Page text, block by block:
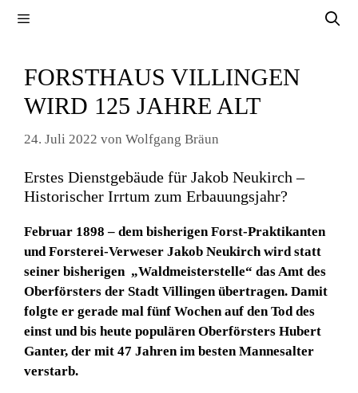
FORSTHAUS VILLINGEN
WIRD 125 JAHRE ALT
24. Juli 2022 von Wolfgang Bräun
Erstes Dienstgebäude für Jakob Neukirch –
Historischer Irrtum zum Erbauungsjahr?
Februar 1898 – dem bisherigen Forst-Praktikanten
und Forsterei-Verweser Jakob Neukirch wird statt
seiner bisherigen „Waldmeisterstelle“ das Amt des
Oberförsters der Stadt Villingen übertragen. Damit
folgte er gerade mal fünf Wochen auf den Tod des
einst und bis heute populären Oberförsters Hubert
Ganter, der mit 47 Jahren im besten Mannesalter
verstarb.